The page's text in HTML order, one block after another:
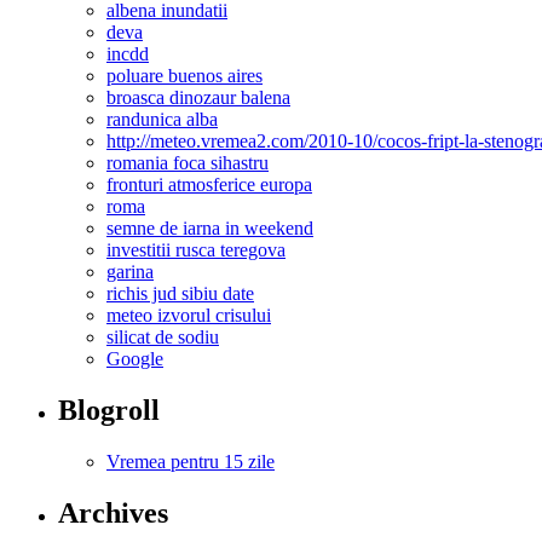
albena inundatii
deva
incdd
poluare buenos aires
broasca dinozaur balena
randunica alba
http://meteo.vremea2.com/2010-10/cocos-fript-la-
romania foca sihastru
fronturi atmosferice europa
roma
semne de iarna in weekend
investitii rusca teregova
garina
richis jud sibiu date
meteo izvorul crisului
silicat de sodiu
Google
Blogroll
Vremea pentru 15 zile
Archives